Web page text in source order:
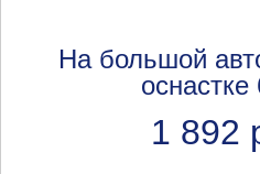
На большой
оснастке
1 892